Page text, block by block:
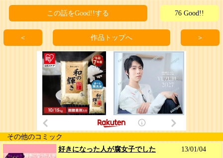
この話をGood!!する 76 Good!!
＜ 作品トップへ ＞
その他のコミック
好きになった人が腐女子でした
13/01/04